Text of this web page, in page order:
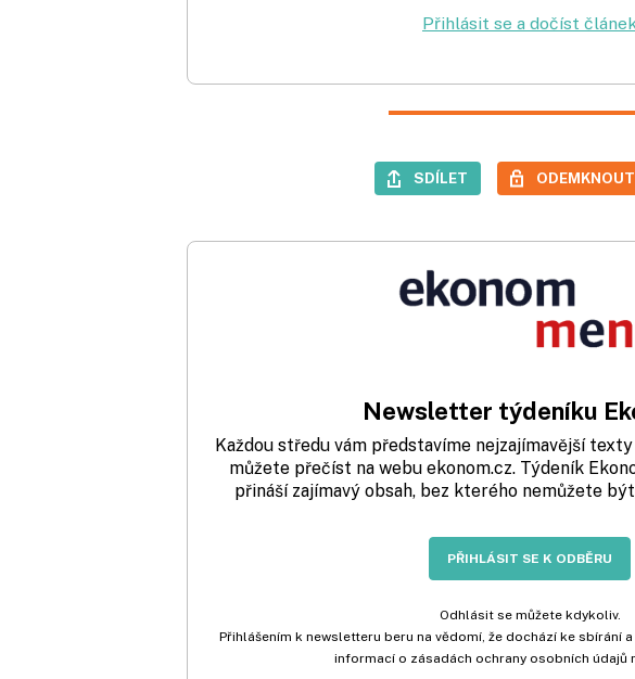
Přihlásit se a dočíst
SDÍLET
Newsletter týdeníku
Každou středu vám představíme nejzajímavější
můžete přečíst na webu ekonom.cz. Týdeník
přináší zajímavý obsah, bez kterého nemůžete
PŘIHLÁSIT SE K ODBĚRU
Odhlásit se můžete kdykoliv.
Přihlášením k newsletteru beru na vědomí, že dochází ke sbírání
informací o zásadách ochrany osobních údajů